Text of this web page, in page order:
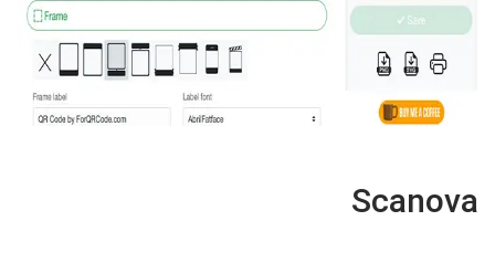
Scanova